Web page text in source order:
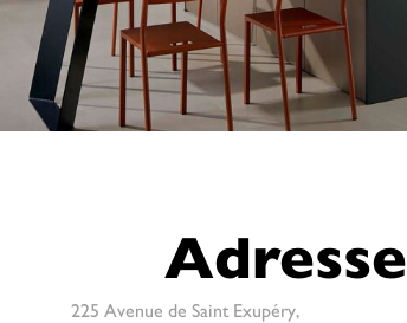
Adresse
225 Avenue de Saint Exupéry,